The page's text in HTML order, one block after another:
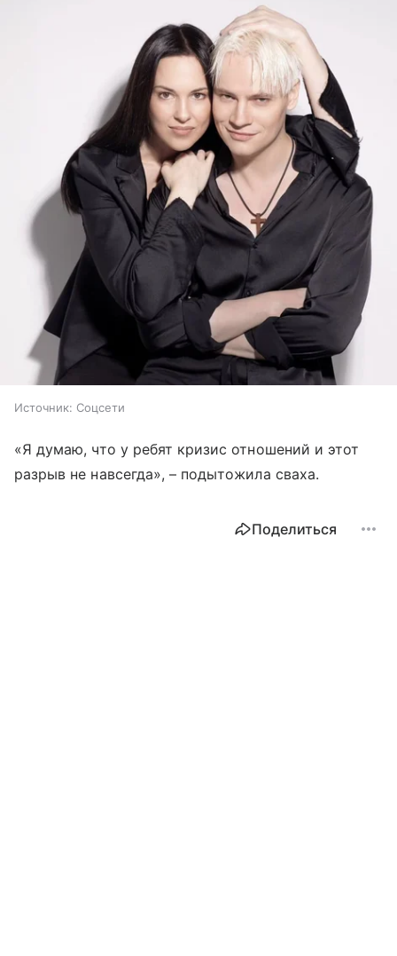
Источник: Соцсети
«Я думаю, что у ребят кризис отношений и этот
разрыв не навсегда», – подытожила сваха.
Поделиться